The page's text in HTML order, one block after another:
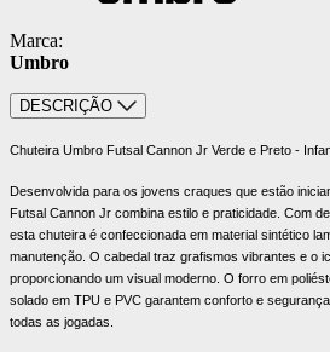
Marca:
Umbro
DESCRIÇÃO
Chuteira Umbro Futsal Cannon Jr Verde e Preto -
Desenvolvida para os jovens craques que estão
Futsal Cannon Jr combina estilo e praticidade. Com
esta chuteira é confeccionada em material sintético
manutenção. O cabedal traz grafismos vibrantes e o
proporcionando um visual moderno. O forro em
solado em TPU e PVC garantem conforto e
todas as jogadas.